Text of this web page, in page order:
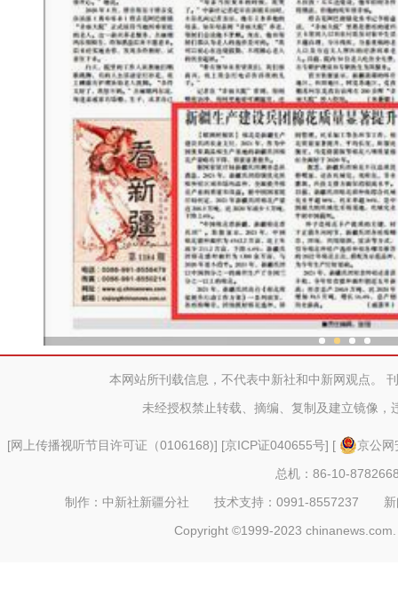
本网站所刊载信息，不代表中新社和中新网观点。
未经授权禁止转载、摘编、复制及建立镜像，
[网上传播视听节目许可证（0106168)] [京ICP证040655号] [
京公
总机：86-10-
制作：中新社新疆分社 技术支持：0991-8557237
Copyright ©1999-2023